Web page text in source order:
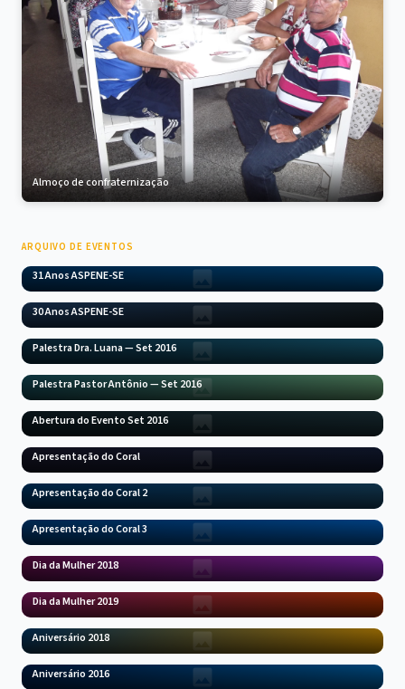
Almoço de confraternização
ARQUIVO DE EVENTOS
31 Anos ASPENE-SE
30 Anos ASPENE-SE
Palestra Dra. Luana — Set 2016
Palestra Pastor Antônio — Set 2016
Abertura do Evento Set 2016
Apresentação do Coral
Apresentação do Coral 2
Apresentação do Coral 3
Dia da Mulher 2018
Dia da Mulher 2019
Aniversário 2018
Aniversário 2016